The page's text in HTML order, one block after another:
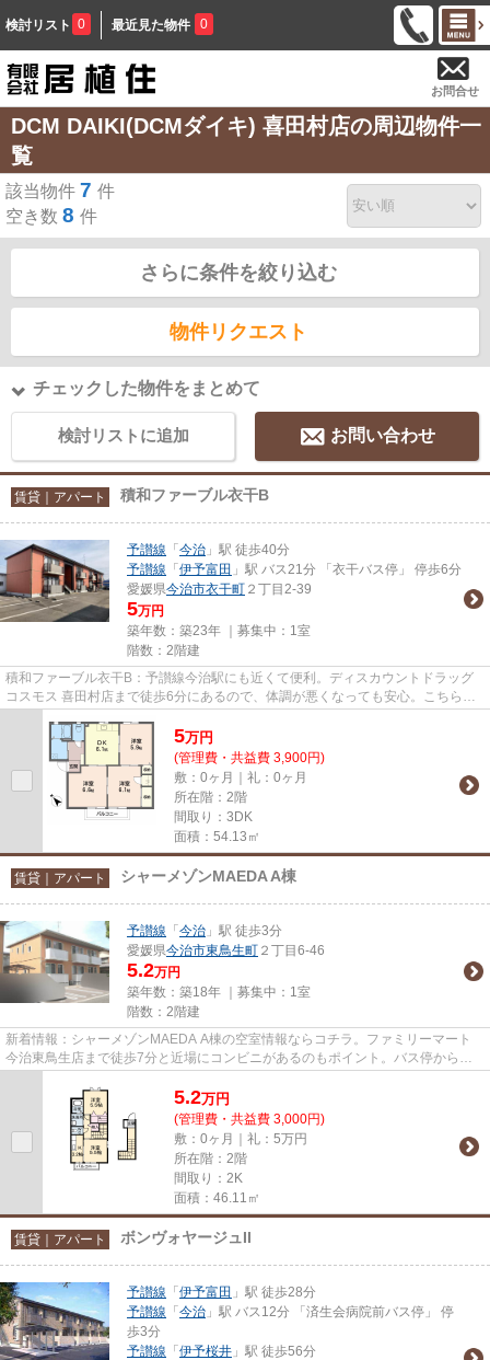
検討リスト 0 最近見た物件 0
お問合せ
DCM DAIKI(DCMダイキ) 喜田村店の周辺物件一
覧
該当物件 7 件
空き数 8 件
さらに条件を絞り込む
物件リクエスト
チェックした物件をまとめて
検討リストに追加 お問い合わせ
賃貸｜アパート 積和ファーブル衣干B
予讃線 「 今治 」駅 徒歩40分
予讃線 「 伊予富田 」駅 バス21分 「衣干バス停」 停歩6分
愛媛県今治市衣干町 ２丁目2-39
5万円
築年数：築23年 ｜募集中： 1室
階数：2階建
積和ファーブル衣干B：予讃線今治駅にも近くて便利。ディスカウントドラッグ
コスモス 喜田村店まで徒歩6分にあるので、体調が悪くなっても安心。こちらの
5万円
(管理費・共益費 3,900円)
敷：0ヶ月｜礼：0ヶ月
所在階：2階
間取り：3DK
面積：54.13㎡
賃貸｜アパート シャーメゾンMAEDA A棟
予讃線 「 今治 」駅 徒歩3分
愛媛県今治市東鳥生町 ２丁目6-46
5.2万円
築年数：築18年 ｜募集中： 1室
階数：2階建
新着情報：シャーメゾンMAEDA A棟の空室情報ならコチラ。ファミリーマート
今治東鳥生店まで徒歩7分と近場にコンビニがあるのもポイント。バス停から徒
5.2万円
(管理費・共益費 3,000円)
敷：0ヶ月｜礼：5万円
所在階：2階
間取り：2K
面積：46.11㎡
賃貸｜アパート ボンヴォヤージュII
予讃線 「 伊予富田 」駅 徒歩28分
予讃線 「 今治 」駅 バス12分 「済生会病院前バス停」 停
歩3分
予讃線 「 伊予桜井 」駅 徒歩56分